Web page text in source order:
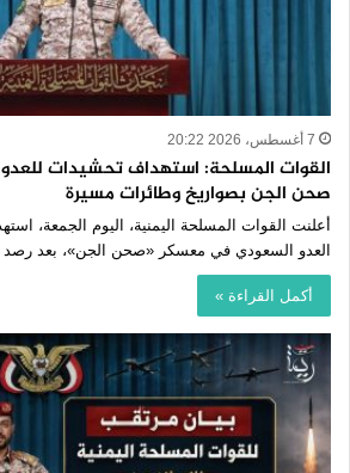
7 أغسطس، 2026 20:22
القوات المسلحة: استهداف تحشيدات
صحن الجن بصواريخ وطائرات مسيرة
أعلنت القوات المسلحة اليمنية، اليوم الجمعة،
العدو السعودي في معسكر «صحن الجن»، بعد رصد
أكمل القراءة »